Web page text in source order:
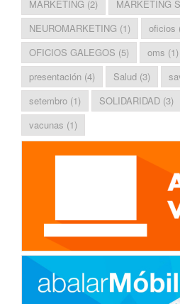
MARKETING (2) MARKETING
NEUROMARKETING (1) oficios
OFICIOS GALEGOS (5) oms (1)
presentación (4) Salud (3)
setembro (1) SOLIDARIDAD (3)
vacunas (1)